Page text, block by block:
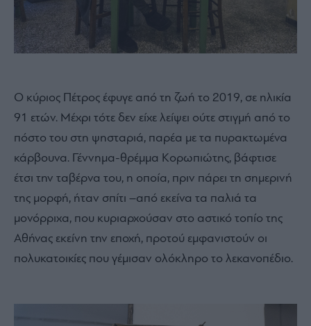
Ο κύριος Πέτρος έφυγε από τη ζωή το 2019, σε ηλικία
91 ετών. Μέχρι τότε δεν είχε λείψει ούτε στιγμή από το
πόστο του στη ψησταριά, παρέα με τα πυρακτωμένα
κάρβουνα. Γέννημα-θρέμμα Κορωπιώτης, βάφτισε
έτσι την ταβέρνα του, η οποία, πριν πάρει τη σημερινή
της μορφή, ήταν σπίτι –από εκείνα τα παλιά τα
μονόρριχα, που κυριαρχούσαν στο αστικό τοπίο της
Αθήνας εκείνη την εποχή, προτού εμφανιστούν οι
πολυκατοικίες που γέμισαν ολόκληρο το λεκανοπέδιο.